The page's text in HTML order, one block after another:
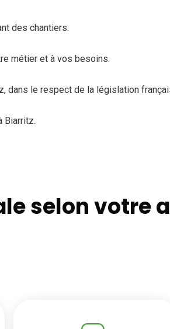
des chantiers.
métier et à vos besoins.
dans le respect de la législation
Biarritz.
selon votre